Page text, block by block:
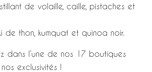
de volaille, caille, pistaches et
de thon, kumquat et quinoa noir.
dans l’une de nos 17 boutiques
exclusivités !